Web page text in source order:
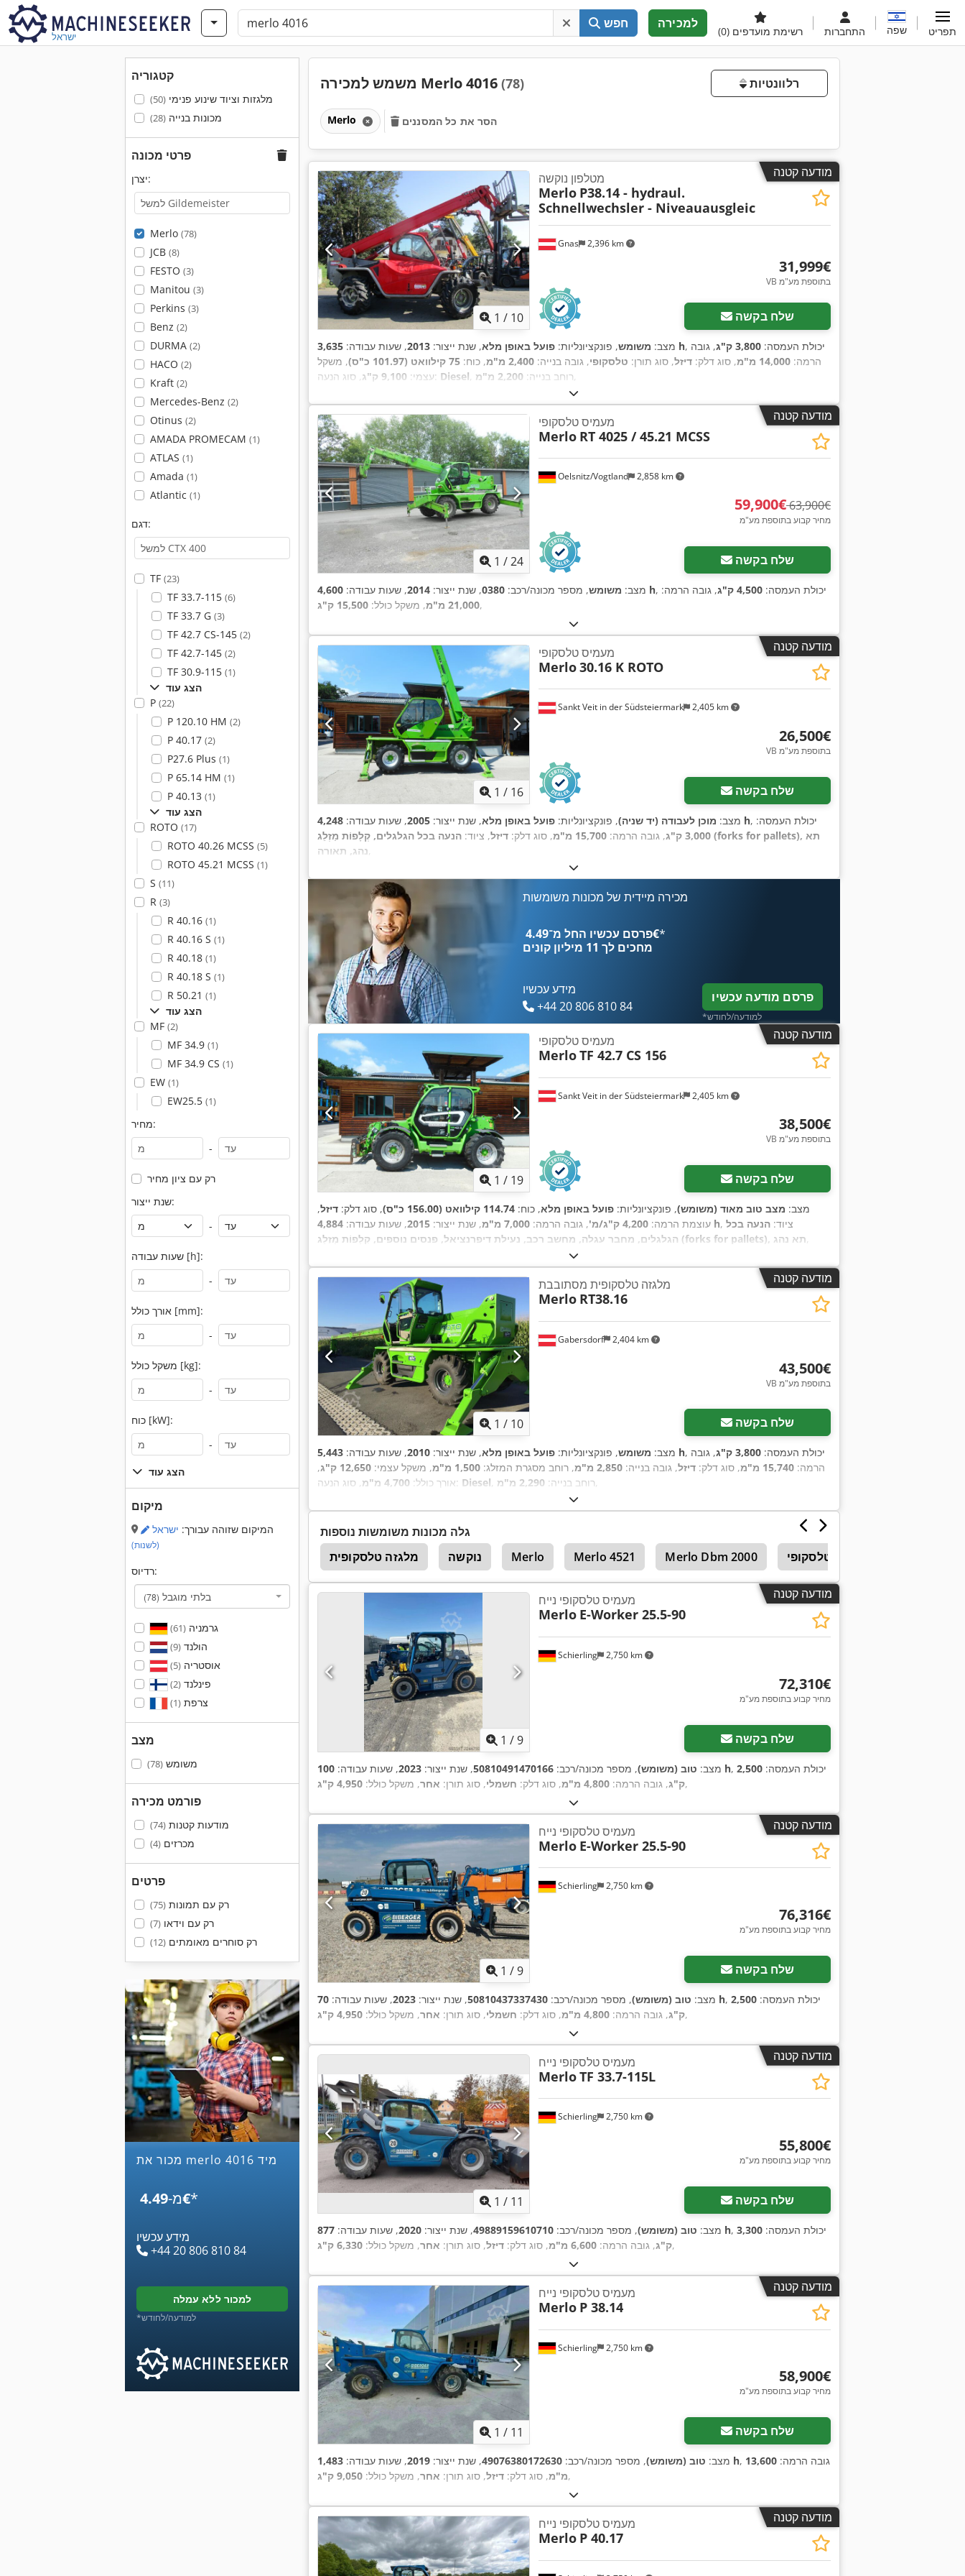
ישראל
חפש למכירה
רשימת מועדפים (0) התחברות שפה תפריט
קטגוריה
מלגזות וציוד שינוע פנימי(50)
מכונות בנייה(28)
פרטי מכונה
יצרן:
Merlo (78)
JCB (8)
FESTO (3)
Manitou (3)
Perkins (3)
Benz (2)
DURMA (2)
HACO (2)
Kraft (2)
Mercedes-Benz (2)
Otinus (2)
AMADA PROMECAM (1)
ATLAS (1)
Amada (1)
Atlantic (1)
דגם:
TF (23)
TF 33.7-115 (6)
TF 33.7 G (3)
TF 42.7 CS-145 (2)
TF 42.7-145 (2)
TF 30.9-115 (1)
הצג עוד
P (22)
P 120.10 HM (2)
P 40.17 (2)
P27.6 Plus (1)
P 65.14 HM (1)
P 40.13 (1)
הצג עוד
ROTO (17)
ROTO 40.26 MCSS (5)
ROTO 45.21 MCSS (1)
S (11)
R (3)
R 40.16 (1)
R 40.16 S (1)
R 40.18 (1)
R 40.18 S (1)
R 50.21 (1)
הצג עוד
MF (2)
MF 34.9 (1)
MF 34.9 CS (1)
EW (1)
EW25.5 (1)
מחיר:
-
רק עם ציון מחיר
שנת ייצור:
-
שעות עבודה [h]:
-
אורך כולל [mm]:
-
משקל כולל [kg]:
-
כוח [kW]:
-
הצג עוד
מיקום
המיקום שזוהה עבורך: ישראל
(לשנות)
רדיוס:
בלתי מוגבל (78)
גרמניה(61)
הולנד(9)
אוסטריה(5)
פינלנד(2)
צרפת(1)
מצב
משומש(78)
פורמט מכירה
מודעות קטנות(74)
מכרזים(4)
פרטים
רק עם תמונות(75)
רק עם וידאו(7)
רק סוחרים מאומתים(12)
מכור את merlo 4016 מיד
מ-‏4.49 ‏€*
מידע עכשיו
+44 20 806 810 84
למכור ללא עמלה
*למודעה/לחודש
משמש למכירה Merlo 4016 (78) רלוונטיות
Merlo הסר את כל המסננים
מודעה קטנה
1 / 10
Gnas 2,396 km
מטלפון נוקשה
Merlo P38.14 - hydraul.
Schnellwechsler - Niveauausgleic
‏31,999 ‏€
VB בתוספת מע"מ
שלח בקשה
מצב: משומש, פונקציונליות: פועל באופן מלא, שנת ייצור: 2013, שעות עבודה: 3,635 h , יכולת העמסה: 3,800 ק"ג
, גובה
הרמה: 14,000 מ"מ , סוג דלק: דיזל, סוג תורן: טלסקופי, גובה בנייה: 2,400 מ"מ , כוח: 75 קילוואט (101.97 כ"ס)
, משקל
עצמי: 9,100 ק"ג , סוג הנעה: Diesel , רוחב בנייה: 2,200 מ"מ ,
מודעה קטנה
1 /24
Oelsnitz/Vogtland 2,858 km
מעמיס טלסקופי
Merlo RT 4025 / 45.21 MCSS
‏59,900 ‏€ ‏63,900 ‏€
מחיר קבוע בתוספת מע"מ
שלח בקשה
מצב: משומש, מספר מכונה/רכב: 0380, שנת ייצור: 2014, שעות עבודה: 4,600 h , יכולת העמסה: 4,500 ק"ג
, גובה הרמה:
21,000 מ"מ
, משקל כולל: 15,500 ק"ג ,
מודעה קטנה
1 / 16
Sankt Veit in der Südsteiermark 2,405 km
מעמיס טלסקופי
Merlo30.16 K ROTO
‏26,500 ‏€
VB בתוספת מע"מ
שלח בקשה
מצב: מוכן לעבודה (יד שניה), פונקציונליות: פועל באופן מלא, שנת ייצור: 2005, שעות עבודה: 4,248 h , יכולת העמסה:
3,000 ק"ג
, גובה הרמה: 15,700 מ"מ , סוג דלק: דיזל, ציוד: הנעה בכל הגלגלים, קְלָפוֹת מַזְלֵג (forks for pallets), תא
נהג, תאורה,
מכירה מיידית של מכונות משומשות
פרסם עכשיו החל מ־‏4.49 ‏€*
מחכים לך 11 מיליון קונים
מידע עכשיו
+44 20 806 810 84
פרסם מודעה עכשיו
*למודעה/לחודש
מודעה קטנה
1 / 19
Sankt Veit in der Südsteiermark 2,405 km
מעמיס טלסקופי
MerloTF 42.7 CS 156
‏38,500 ‏€
VB בתוספת מע"מ
שלח בקשה
מצב: מצב טוב מאוד (משומש), פונקציונליות: פועל באופן מלא, כוח: 114.74 קילוואט (156.00 כ"ס) , סוג דלק: דיזל,
עוצמת הרמה: 4,200 ק"ג/מ' , גובה הרמה: 7,000 מ"מ , שנת ייצור: 2015, שעות עבודה: 4,884 h , ציוד: הנעה בכל
הגלגלים, מחבר עגלה, מחשב רכב, נעילת דיפרנציאל, פנסים נוספים, קְלָפוֹת מַזְלֵג (forks for pallets), תא נהג,
מודעה קטנה
1 / 10
Gabersdorf 2,404 km
מלגזה טלסקופית מסתובבת
Merlo RT38.16
‏43,500 ‏€
VB בתוספת מע"מ
שלח בקשה
מצב: משומש, פונקציונליות: פועל באופן מלא, שנת ייצור: 2010, שעות עבודה: 5,443 h , יכולת העמסה: 3,800 ק"ג
, גובה
הרמה: 15,740 מ"מ , סוג דלק: דיזל, גובה בנייה: 2,850 מ"מ , רוחב מסגרת המזלג: 1,500 מ"מ , משקל עצמי: 12,650 ק"ג
,
אורך כולל: 4,700 מ"מ , סוג הנעה: Diesel , רוחב בנייה: 2,290 מ"מ ,
גלה מכונות משומשות נוספות
מלגזה טלסקופית
נוקשה Merlo Merlo 4521 Merlo Dbm 2000 מטען טלסקופי
מודעה קטנה
1 /9
Schierling 2,750 km
מעמיס טלסקופי נייח
Merlo E-Worker 25.5-90
‏72,310 ‏€
מחיר קבוע בתוספת מע"מ
שלח בקשה
מצב: טוב (משומש), מספר מכונה/רכב: 50810491470166, שנת ייצור: 2023, שעות עבודה: 100 h , יכולת העמסה: 2,500
ק"ג, גובה הרמה: 4,800 מ"מ , סוג דלק: חשמלי, סוג תורן: אחר, משקל כולל: 4,950 ק"ג ,
מודעה קטנה
1 /9
Schierling 2,750 km
מעמיס טלסקופי נייח
Merlo E-Worker 25.5-90
‏76,316 ‏€
מחיר קבוע בתוספת מע"מ
שלח בקשה
מצב: טוב (משומש), מספר מכונה/רכב: 50810437337430, שנת ייצור: 2023, שעות עבודה: 70 h , יכולת העמסה: 2,500
ק"ג, גובה הרמה: 4,800 מ"מ , סוג דלק: חשמלי, סוג תורן: אחר, משקל כולל: 4,950 ק"ג ,
מודעה קטנה
1 / 11
Schierling 2,750 km
מעמיס טלסקופי נייח
MerloTF 33.7-115L
‏55,800 ‏€
מחיר קבוע בתוספת מע"מ
שלח בקשה
מצב: טוב (משומש), מספר מכונה/רכב: 49889159610710, שנת ייצור: 2020, שעות עבודה: 877 h , יכולת העמסה: 3,300
ק"ג, גובה הרמה: 6,600 מ"מ , סוג דלק: דיזל, סוג תורן: אחר, משקל כולל: 6,330 ק"ג ,
מודעה קטנה
1 / 11
Schierling 2,750 km
מעמיס טלסקופי נייח
Merlo P 38.14
‏58,900 ‏€
מחיר קבוע בתוספת מע"מ
שלח בקשה
מצב: טוב (משומש), מספר מכונה/רכב: 49076380172630, שנת ייצור: 2019, שעות עבודה: 1,483 h , גובה הרמה: 13,600
מ"מ, סוג דלק: דיזל, סוג תורן: אחר, משקל כולל: 9,050 ק"ג ,
מודעה קטנה מעמיס טלסקופי נייח
Merlo P 40.17